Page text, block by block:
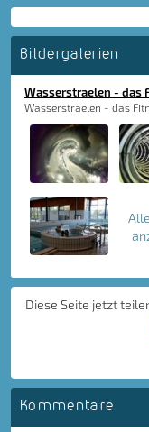
Bildergalerien
Wasserstraelen - das
Wasserstraelen - das
Diese Seite jetzt
Kommentare